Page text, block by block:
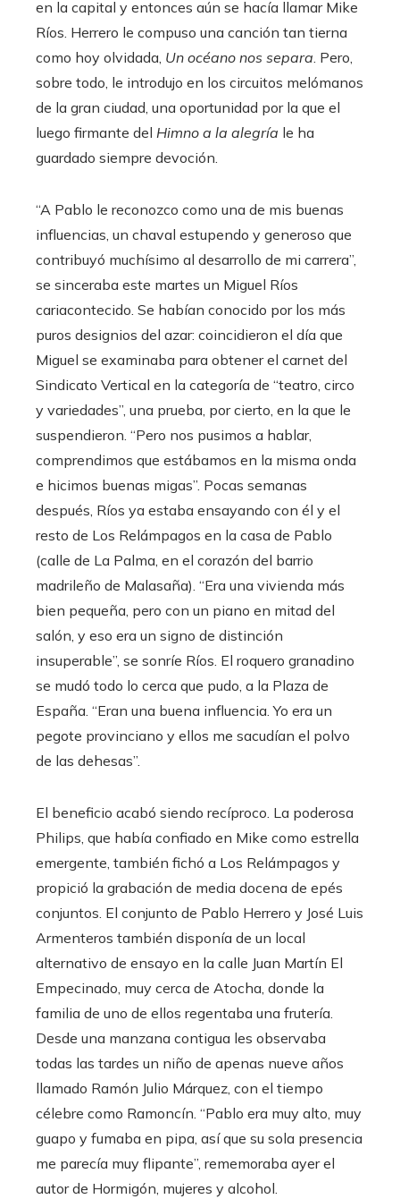
en la capital y entonces aún se hacía llamar Mike
Ríos. Herrero le compuso una canción tan tierna
como hoy olvidada, Un océano nos separa. Pero,
sobre todo, le introdujo en los circuitos melómanos
de la gran ciudad, una oportunidad por la que el
luego firmante del Himno a la alegría le ha
guardado siempre devoción.
“A Pablo le reconozco como una de mis buenas
influencias, un chaval estupendo y generoso que
contribuyó muchísimo al desarrollo de mi carrera”,
se sinceraba este martes un Miguel Ríos
cariacontecido. Se habían conocido por los más
puros designios del azar: coincidieron el día que
Miguel se examinaba para obtener el carnet del
Sindicato Vertical en la categoría de “teatro, circo
y variedades”, una prueba, por cierto, en la que le
suspendieron. “Pero nos pusimos a hablar,
comprendimos que estábamos en la misma onda
e hicimos buenas migas”. Pocas semanas
después, Ríos ya estaba ensayando con él y el
resto de Los Relámpagos en la casa de Pablo
(calle de La Palma, en el corazón del barrio
madrileño de Malasaña). “Era una vivienda más
bien pequeña, pero con un piano en mitad del
salón, y eso era un signo de distinción
insuperable”, se sonríe Ríos. El roquero granadino
se mudó todo lo cerca que pudo, a la Plaza de
España. “Eran una buena influencia. Yo era un
pegote provinciano y ellos me sacudían el polvo
de las dehesas”.
El beneficio acabó siendo recíproco. La poderosa
Philips, que había confiado en Mike como estrella
emergente, también fichó a Los Relámpagos y
propició la grabación de media docena de epés
conjuntos. El conjunto de Pablo Herrero y José Luis
Armenteros también disponía de un local
alternativo de ensayo en la calle Juan Martín El
Empecinado, muy cerca de Atocha, donde la
familia de uno de ellos regentaba una frutería.
Desde una manzana contigua les observaba
todas las tardes un niño de apenas nueve años
llamado Ramón Julio Márquez, con el tiempo
célebre como Ramoncín. “Pablo era muy alto, muy
guapo y fumaba en pipa, así que su sola presencia
me parecía muy flipante”, rememoraba ayer el
autor de Hormigón, mujeres y alcohol.